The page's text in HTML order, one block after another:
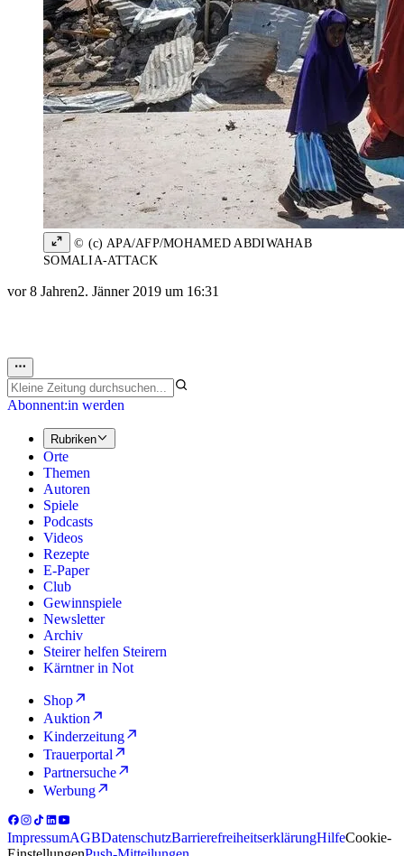
© (c) APA/AFP/MOHAMED ABDIWAHAB
SOMALIA-ATTACK
vor 8 Jahren2. Jänner 2019 um 16:31
Abonnent:in werden
Rubriken
Orte
Themen
Autoren
Spiele
Podcasts
Videos
Rezepte
E-Paper
Club
Gewinnspiele
Newsletter
Archiv
Steirer helfen Steirern
Kärntner in Not
Shop
Auktion
Kinderzeitung
Trauerportal
Partnersuche
Werbung
ImpressumAGBDatenschutzBarrierefreiheitserklärungHilfeCookie-